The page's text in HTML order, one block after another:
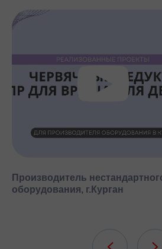
Производитель
оборудования, г.Курган